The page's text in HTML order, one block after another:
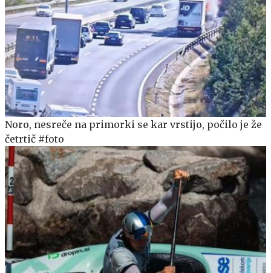
Noro, nesreče na primorki se kar vrstijo, počilo je že
četrtič #foto